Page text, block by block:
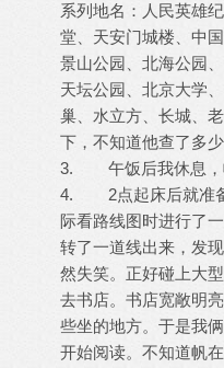
系列地名：人民英雄
堂、天安门城楼、中
景山公园、北海公园
天坛公园、北京大学
巢、水立方、长城、
下，不知道他查了多少
3. 午饭后我休息，
4. 2点起床后就准备
际看路线图时进行了
转了一道线出来，发
然失笑。正好碰上大
去书店。书店宽敞明
些坐的地方。于是我
开始阅读。不知道帆